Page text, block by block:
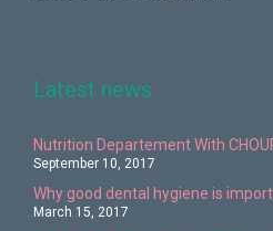
Latest news
Nutrition Departement With
September 10, 2017
Why good dental hygiene is
March 15, 2017